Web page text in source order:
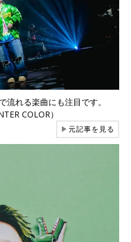
流れる楽曲にも注目です。
COLOR）
▶元記事を見る